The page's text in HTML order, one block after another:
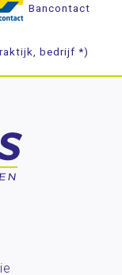
Bancontact
bedrijf *)